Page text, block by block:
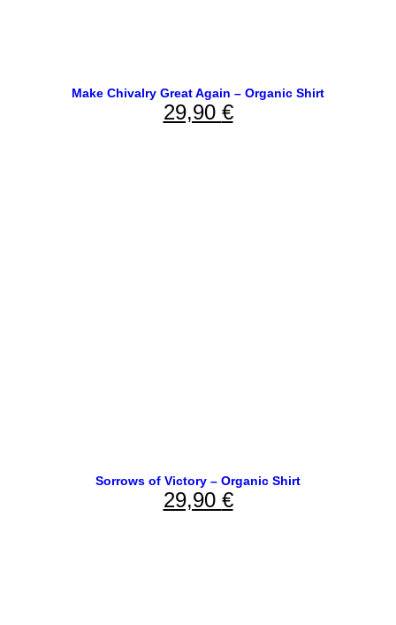
Make Chivalry Great Again – Organic Shirt
29,90 €
Sorrows of Victory – Organic Shirt
29,90 €